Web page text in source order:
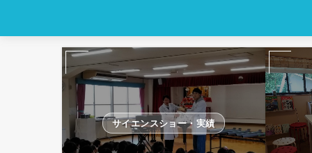
サイエンスショー・実績